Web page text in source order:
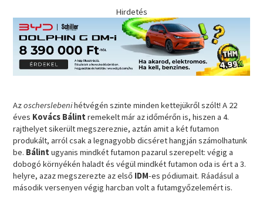
Hirdetés
Azoscherslebenihétvégén szinte minden kettejükről szólt! A 22
éves Kovács Bálintremekelt már az időmérőn is, hiszen a 4.
rajthelyet sikerült megszereznie, aztán amit a két futamon
produkált, arról csak a legnagyobb dicséret hangján számolhatunk
be. Bálintugyanis mindkét futamon pazarul szerepelt: végig a
dobogó környékén haladt és végül mindkét futamon oda is ért a 3.
helyre, azaz megszerezte az első IDM-es pódiumait. Ráadásul a
második versenyen végig harcban volt a futamgyőzelemért is.